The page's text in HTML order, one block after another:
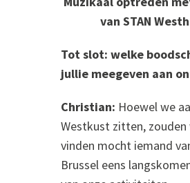
van STAN
Tot slot: welke
jullie meegeven aan
Christian: Hoewel we
Westkust zitten,
vinden mocht iemand
Brussel eens